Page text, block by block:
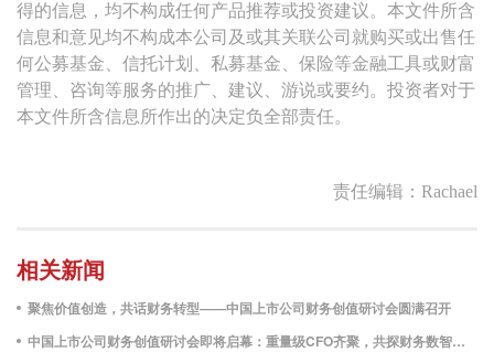
得的信息，均不构成任何产品推荐或投资建议。本文件所含
信息和意见均不构成本公司及或其关联公司就购买或出售任
何公募基金、信托计划、私募基金、保险等金融工具或财富
管理、咨询等服务的推广、建议、游说或要约。投资者对于
本文件所含信息所作出的决定负全部责任。
责任编辑：Rachael
相关新闻
聚焦价值创造，共话财务转型——中国上市公司财务创值研讨会圆满召开
中国上市公司财务创值研讨会即将启幕：重量级CFO齐聚，共探财务数智化与价值创造新路径